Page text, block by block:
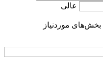
عالی
بخش‌های موردنیاز